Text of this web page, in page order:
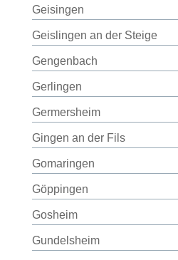
Geisingen
Geislingen an der Steige
Gengenbach
Gerlingen
Germersheim
Gingen an der Fils
Gomaringen
Göppingen
Gosheim
Gundelsheim